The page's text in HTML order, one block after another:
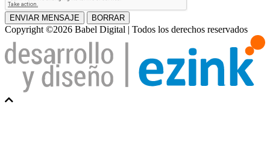
ENVIAR MENSAJE BORRAR
Copyright ©2026 Babel Digital | Todos los derechos reservados